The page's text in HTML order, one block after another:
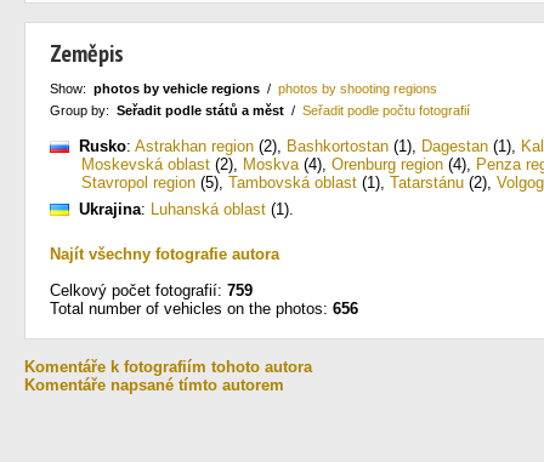
Zeměpis
Show: photos by vehicle regions / photos by shooting regions
Group by: Seřadit podle států a měst / Seřadit podle počtu fotografií
Rusko: Astrakhan region (2), Bashkortostan (1), Dagestan (1),
Moskevská oblast (2), Moskva(4), Orenburg region (4), Penza
Stavropol region (5), Tambovská oblast (1), Tatarstánu (2),
Ukrajina: Luhanská oblast (1).
Najít všechny fotografie autora
Celkový počet fotografií: 759
Total number of vehicles on the photos: 656
Komentáře k fotografiím tohoto autora
Komentáře napsané tímto autorem